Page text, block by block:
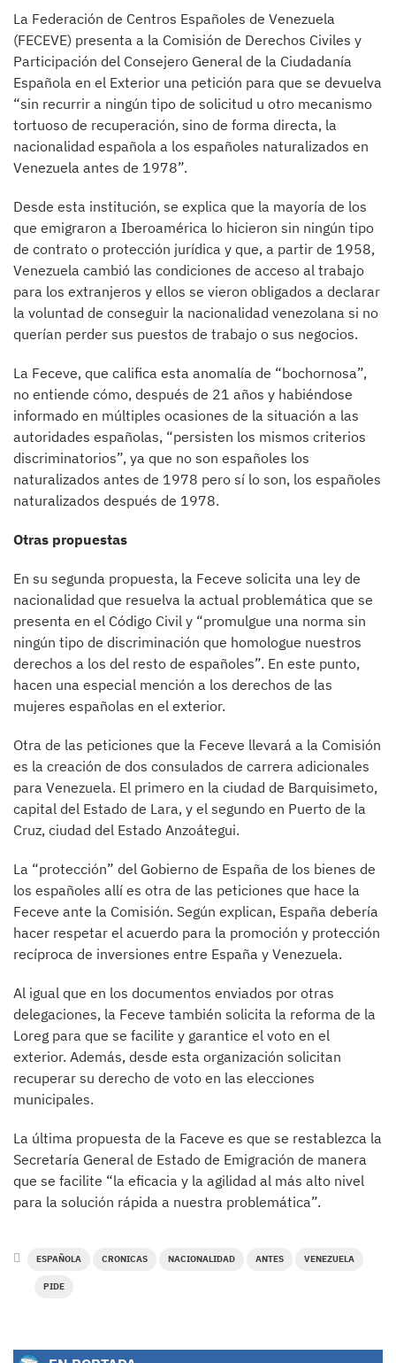
La Federación de Centros Españoles de Venezuela
(FECEVE) presenta a la Comisión de Derechos Civiles y
Participación del Consejero General de la Ciudadanía
Española en el Exterior una petición para que se devuelva
“sin recurrir a ningún tipo de solicitud u otro mecanismo
tortuoso de recuperación, sino de forma directa, la
nacionalidad española a los españoles naturalizados en
Venezuela antes de 1978”.
Desde esta institución, se explica que la mayoría de los
que emigraron a Iberoamérica lo hicieron sin ningún tipo
de contrato o protección jurídica y que, a partir de 1958,
Venezuela cambió las condiciones de acceso al trabajo
para los extranjeros y ellos se vieron obligados a declarar
la voluntad de conseguir la nacionalidad venezolana si no
querían perder sus puestos de trabajo o sus negocios.
La Feceve, que califica esta anomalía de “bochornosa”,
no entiende cómo, después de 21 años y habiéndose
informado en múltiples ocasiones de la situación a las
autoridades españolas, “persisten los mismos criterios
discriminatorios”, ya que no son españoles los
naturalizados antes de 1978 pero sí lo son, los españoles
naturalizados después de 1978.
Otras propuestas
En su segunda propuesta, la Feceve solicita una ley de
nacionalidad que resuelva la actual problemática que se
presenta en el Código Civil y “promulgue una norma sin
ningún tipo de discriminación que homologue nuestros
derechos a los del resto de españoles”. En este punto,
hacen una especial mención a los derechos de las
mujeres españolas en el exterior.
Otra de las peticiones que la Feceve llevará a la Comisión
es la creación de dos consulados de carrera adicionales
para Venezuela. El primero en la ciudad de Barquisimeto,
capital del Estado de Lara, y el segundo en Puerto de la
Cruz, ciudad del Estado Anzoátegui.
La “protección” del Gobierno de España de los bienes de
los españoles allí es otra de las peticiones que hace la
Feceve ante la Comisión. Según explican, España debería
hacer respetar el acuerdo para la promoción y protección
recíproca de inversiones entre España y Venezuela.
Al igual que en los documentos enviados por otras
delegaciones, la Feceve también solicita la reforma de la
Loreg para que se facilite y garantice el voto en el
exterior. Además, desde esta organización solicitan
recuperar su derecho de voto en las elecciones
municipales.
La última propuesta de la Faceve es que se restablezca la
Secretaría General de Estado de Emigración de manera
que se facilite “la eficacia y la agilidad al más alto nivel
para la solución rápida a nuestra problemática”.
ESPAÑOLA CRONICAS NACIONALIDAD ANTES VENEZUELA
PIDE